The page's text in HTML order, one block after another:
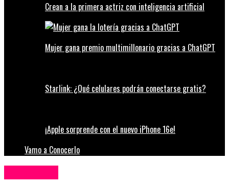
Crean a la primera actriz con inteligencia artificial
Mujer gana premio multimillonario gracias a ChatGPT
Starlink: ¿Qué celulares podrán conectarse gratis?
¡Apple sorprende con el nuevo iPhone 16e!
Vamo a Conocerlo